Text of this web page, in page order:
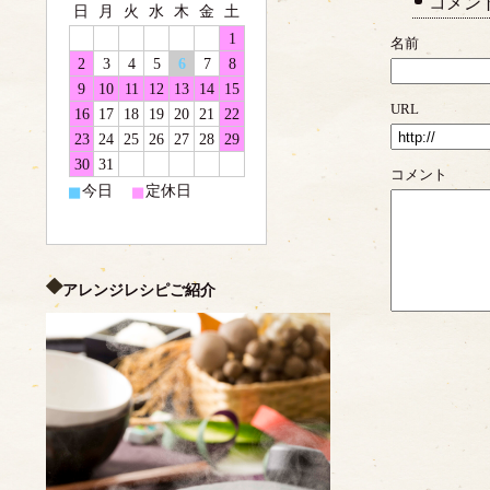
名前
URL
コメント
日 月 火 水 木 金
土
1
2
3 4 5 6 7
8
9
10 11 12 13 14
15
16 17 18 19 20 21
22
23 24 25 26 27 28
29
30 31
■今日 ■定休日
アレンジレシピご紹介